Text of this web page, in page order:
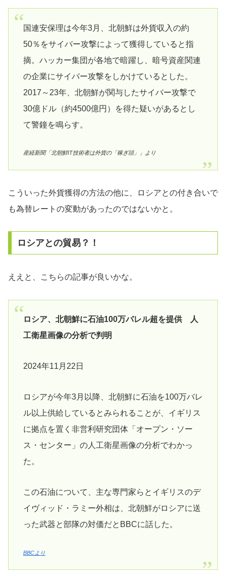
国連安保理は今年3月、北朝鮮は外貨収入の約
50％をサイバー攻撃によって獲得していると指
摘。ハッカー集団が各地で暗躍し、暗号資産関連
の企業にサイバー攻撃をしかけているとした。
2017～23年、北朝鮮が関与したサイバー攻撃で
30億ドル（約4500億円）を得た疑いがあるとし
て警鐘を鳴らす。
産経新聞「北朝鮮IT技術者は外貨の「稼ぎ頭」」より
こういった外貨獲得の方法の他に、ロシアとの付き合いで
も為替レートの変動があったのではないかと。
ロシアとの貿易？！
ええと、こちらの記事が良いかな。
ロシア、北朝鮮に石油100万バレル超を提供 人
工衛星画像の分析で判明
2024年11月22日
ロシアが今年3月以降、北朝鮮に石油を100万バレ
ル以上供給しているとみられることが、イギリス
に拠点を置く非営利研究団体「オープン・ソー
ス・センター」の人工衛星画像の分析でわかっ
た。
この石油について、主な専門家らとイギリスのデ
イヴィッド・ラミー外相は、北朝鮮がロシアに送
った武器と部隊の対価だとBBCに話した。
BBCより